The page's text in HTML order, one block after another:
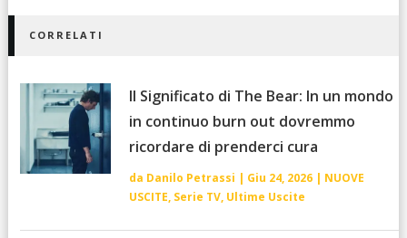
CORRELATI
Il Significato di The Bear: In un mondo
in continuo burn out dovremmo
ricordare di prenderci cura
da Danilo Petrassi | Giu 24, 2026| NUOVE
USCITE, Serie TV, Ultime Uscite